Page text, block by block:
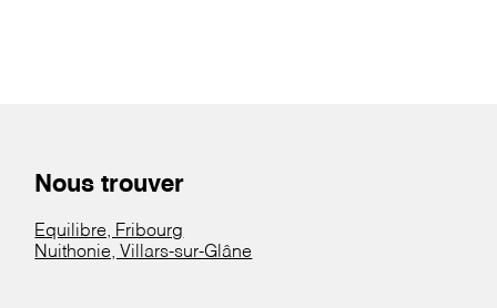
Nous trouver
Equilibre, Fribourg
Nuithonie, Villars-sur-Glâne